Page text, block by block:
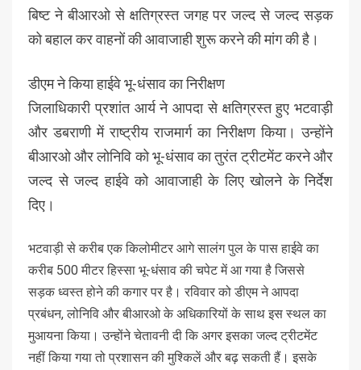
बिष्ट ने बीआरओ से क्षतिग्रस्त जगह पर जल्द से जल्द सड़क
को बहाल कर वाहनों की आवाजाही शुरू करने की मांग की है।
डीएम ने किया हाईवे भू-धंसाव का निरीक्षण
जिलाधिकारी प्रशांत आर्य ने आपदा से क्षतिग्रस्त हुए भटवाड़ी
और डबराणी में राष्ट्रीय राजमार्ग का निरीक्षण किया। उन्होंने
बीआरओ और लोनिवि को भू-धंसाव का तुरंत ट्रीटमेंट करने और
जल्द से जल्द हाईवे को आवाजाही के लिए खोलने के निर्देश
दिए।
भटवाड़ी से करीब एक किलोमीटर आगे सालंग पुल के पास हाईवे का
करीब 500 मीटर हिस्सा भू-धंसाव की चपेट में आ गया है जिससे
सड़क ध्वस्त होने की कगार पर है। रविवार को डीएम ने आपदा
प्रबंधन, लोनिवि और बीआरओ के अधिकारियों के साथ इस स्थल का
मुआयना किया। उन्होंने चेतावनी दी कि अगर इसका जल्द ट्रीटमेंट
नहीं किया गया तो प्रशासन की मुश्किलें और बढ़ सकती हैं। इसके